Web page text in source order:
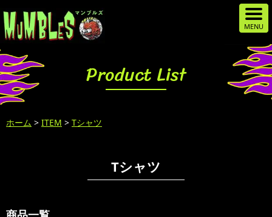
Product List
ホーム > ITEM > Tシャツ
Tシャツ